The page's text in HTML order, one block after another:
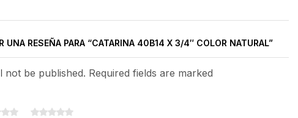
UNA RESEÑA PARA “CATARINA 40B14 X 3/4″ COLOR NATURAL”
not be published. Required fields are marked